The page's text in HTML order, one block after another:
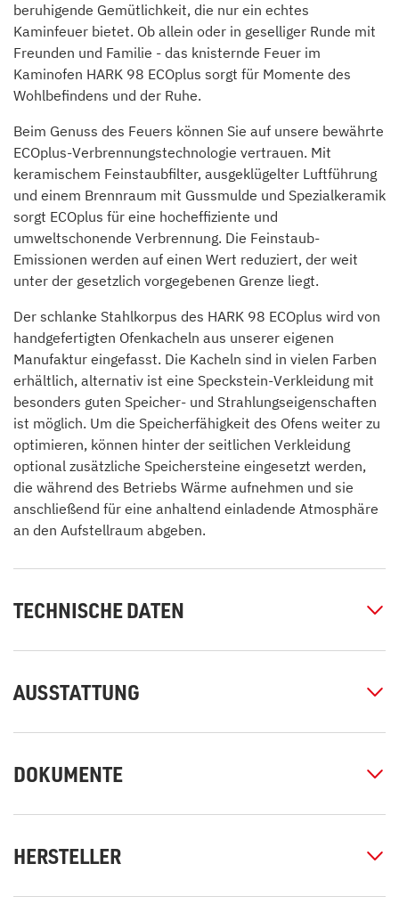
beruhigende Gemütlichkeit, die nur ein echtes
Kaminfeuer bietet. Ob allein oder in geselliger Runde mit
Freunden und Familie - das knisternde Feuer im
Kaminofen HARK 98 ECOplus sorgt für Momente des
Wohlbefindens und der Ruhe.
Beim Genuss des Feuers können Sie auf unsere bewährte
ECOplus-Verbrennungstechnologie vertrauen. Mit
keramischem Feinstaubfilter, ausgeklügelter Luftführung
und einem Brennraum mit Gussmulde und Spezialkeramik
sorgt ECOplus für eine hocheffiziente und
umweltschonende Verbrennung. Die Feinstaub-
Emissionen werden auf einen Wert reduziert, der weit
unter der gesetzlich vorgegebenen Grenze liegt.
Der schlanke Stahlkorpus des HARK 98 ECOplus wird von
handgefertigten Ofenkacheln aus unserer eigenen
Manufaktur eingefasst. Die Kacheln sind in vielen Farben
erhältlich, alternativ ist eine Speckstein-Verkleidung mit
besonders guten Speicher- und Strahlungseigenschaften
ist möglich. Um die Speicherfähigkeit des Ofens weiter zu
optimieren, können hinter der seitlichen Verkleidung
optional zusätzliche Speichersteine eingesetzt werden,
die während des Betriebs Wärme aufnehmen und sie
anschließend für eine anhaltend einladende Atmosphäre
an den Aufstellraum abgeben.
TECHNISCHE DATEN
AUSSTATTUNG
DOKUMENTE
HERSTELLER